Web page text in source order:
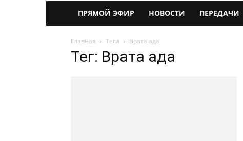
ПРЯМОЙ ЭФИР НОВОСТИ ПЕРЕДАЧИ
Главная Теги Врата ада
Тег: Врата ада